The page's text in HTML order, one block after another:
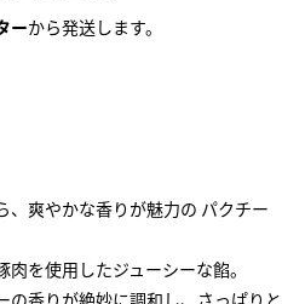
ーから発送します。
爽やかな香りが魅力の パクチー
を使用したジューシーな餡。